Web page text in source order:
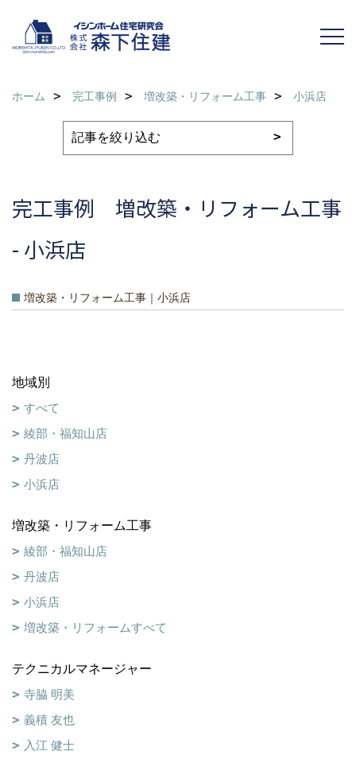
ホーム 完工事例 増改築・リフォーム工事 小浜店
完工事例 増改築・リフォーム工事
- 小浜店
増改築・リフォーム工事｜小浜店
地域別
すべて
綾部・福知山店
丹波店
小浜店
増改築・リフォーム工事
綾部・福知山店
丹波店
小浜店
増改築・リフォームすべて
テクニカルマネージャー
寺脇 明美
義積 友也
入江 健士